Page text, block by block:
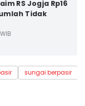
RS Jogja Rp16
Tidak
sungai berpasir